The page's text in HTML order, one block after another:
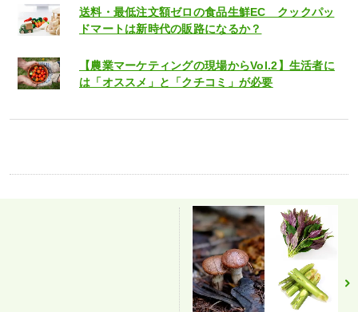
送料・最低注文額ゼロの食品生鮮EC クックパッ
ドマートは新時代の販路になるか？
【農業マーケティングの現場からVol.2】生活者に
は「オススメ」と「クチコミ」が必要